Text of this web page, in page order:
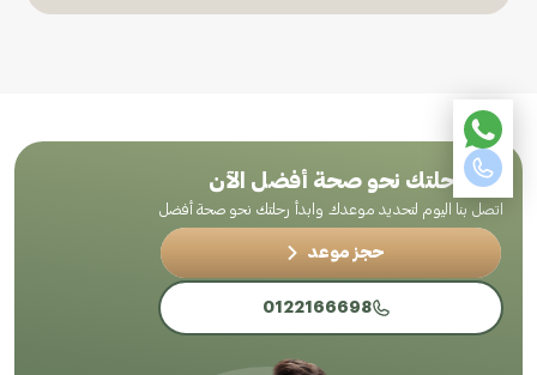
ابدأ رحلتك نحو صحة أفضل الآن
اتصل بنا اليوم لتحديد موعدك وابدأ رحلتك نحو صحة أفضل
حجز موعد
0122166698